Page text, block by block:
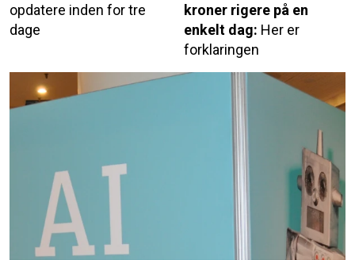
opdatere inden for tre
dage
kroner rigere på en
enkelt dag: Her er
forklaringen